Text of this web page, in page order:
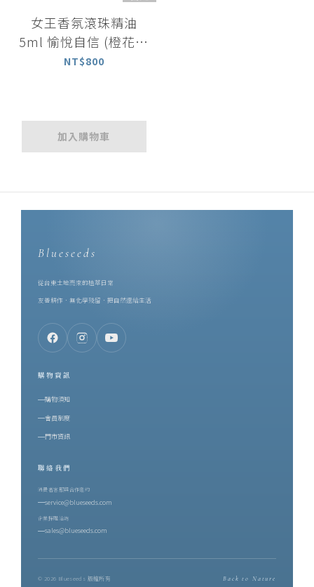
女王香氛滾珠精油
5ml 愉悅自信 (橙花精
油、伊蘭精油、金銀花
NT$800
加入購物車
Blueseeds
從台東土地而來的植萃日常
友善耕作．無化學殘留．把自然還給生活
購物資訊
購物須知
會員制度
門市資訊
聯絡我們
消費者客服與合作邀約
service@blueseeds.com
企業採購洽詢
sales@blueseeds.com
© 2026 Blueseeds 版權所有 Back to Nature